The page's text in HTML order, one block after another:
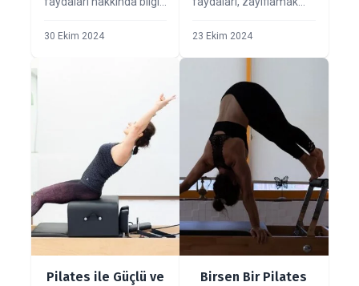
denge, duruş
30 Ekim 2024
kullanılabileceği,
hakkında detaylı bilgiler.
23 Ekim 2024
Pilates ile Güçlü ve
Birsen Bir Pilates